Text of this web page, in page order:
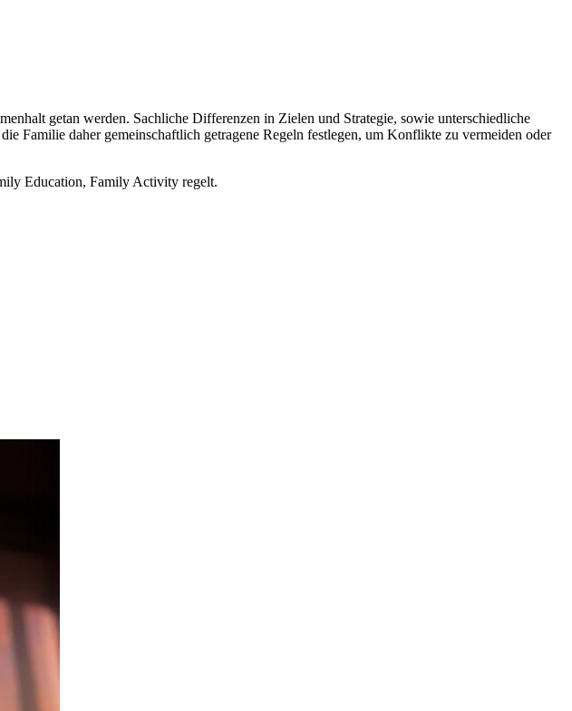
getan werden. Sachliche Differenzen in Zielen und Strategie, sowie unterschiedliche
Familie daher gemeinschaftlich getragene Regeln festlegen, um Konflikte zu vermeiden oder
Education, Family Activity regelt.